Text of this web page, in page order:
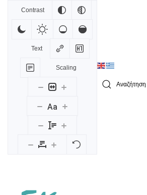
Skip to main content
Contrast
Text
Scaling
Aa